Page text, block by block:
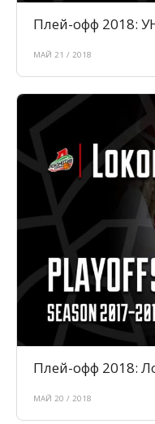
Плей-офф 2018:
МАЙ 21 / 2018
Плей-офф 2018:
МАЙ 20 / 2018